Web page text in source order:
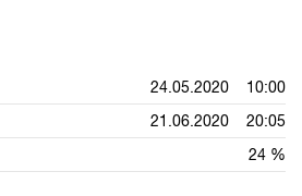
24.05.2020 10:00
21.06.2020 20:05
24 %